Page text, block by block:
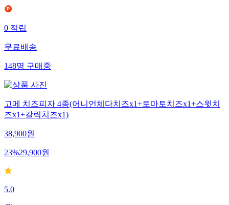
0적립
무료배송
148명구매중
고메 치즈피자 4종(어니언체다치즈x1+토마토치즈x1+스윗치
즈x1+갈릭치즈x1)
38,900원
23%29,900원
5.0